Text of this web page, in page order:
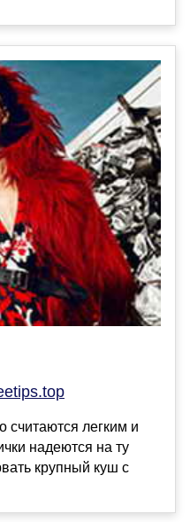
считаются легким и
надеются на ту
крупный куш с